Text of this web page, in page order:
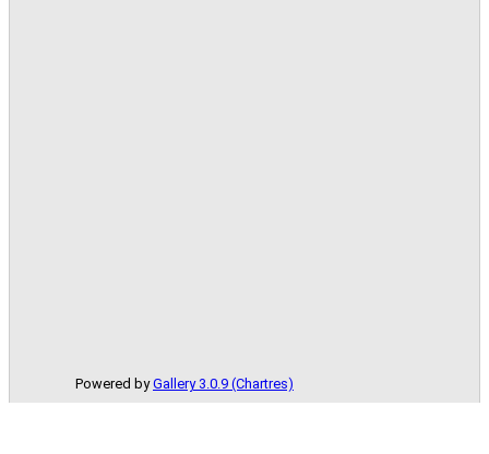
Powered byGallery 3.0.9 (Chartres)